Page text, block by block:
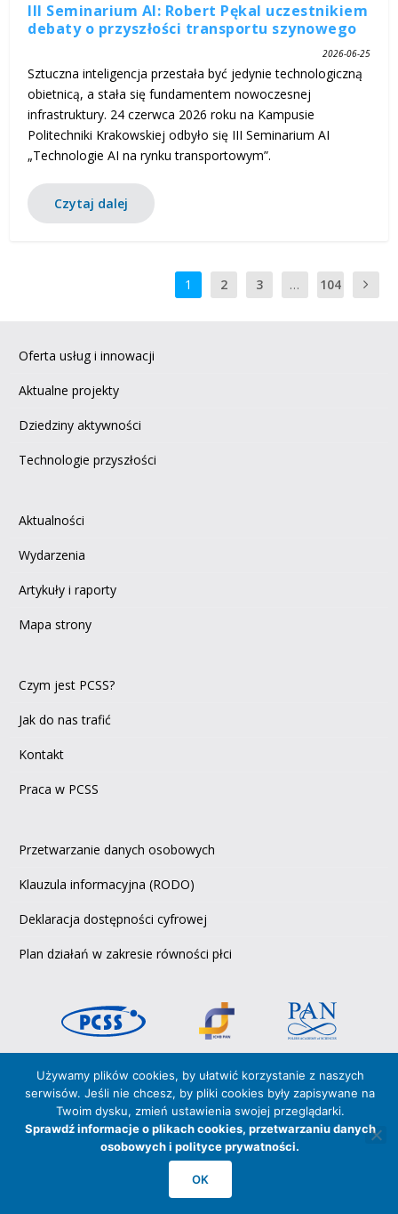
III Seminarium AI: Robert Pękal uczestnikiem
debaty o przyszłości transportu szynowego
2026-06-25
Sztuczna inteligencja przestała być jedynie technologiczną
obietnicą, a stała się fundamentem nowoczesnej
infrastruktury. 24 czerwca 2026 roku na Kampusie
Politechniki Krakowskiej odbyło się III Seminarium AI
„Technologie AI na rynku transportowym”.
Czytaj dalej
1 2 3 … 104
Oferta usług i innowacji
Aktualne projekty
Dziedziny aktywności
Technologie przyszłości
Aktualności
Wydarzenia
Artykuły i raporty
Mapa strony
Czym jest PCSS?
Jak do nas trafić
Kontakt
Praca w PCSS
Przetwarzanie danych osobowych
Klauzula informacyjna (RODO)
Deklaracja dostępności cyfrowej
Plan działań w zakresie równości płci
Copyright © 2026 PCSS,
Poznańskie Centrum Superkomputerowo‑Sieciowe
afiliowane przy Instytucie Chemii Bioorganicznej PAN
PCSS posiada Certyfikaty zgodności z normami
ISO 27001:2017orazISO 9001:2015
Używamy plików cookies, by ułatwić korzystanie z naszych
serwisów. Jeśli nie chcesz, by pliki cookies były zapisywane na
Twoim dysku, zmień ustawienia swojej przeglądarki.
Sprawdź informacje o plikach cookies, przetwarzaniu danych
osobowych i polityce prywatności.
OK